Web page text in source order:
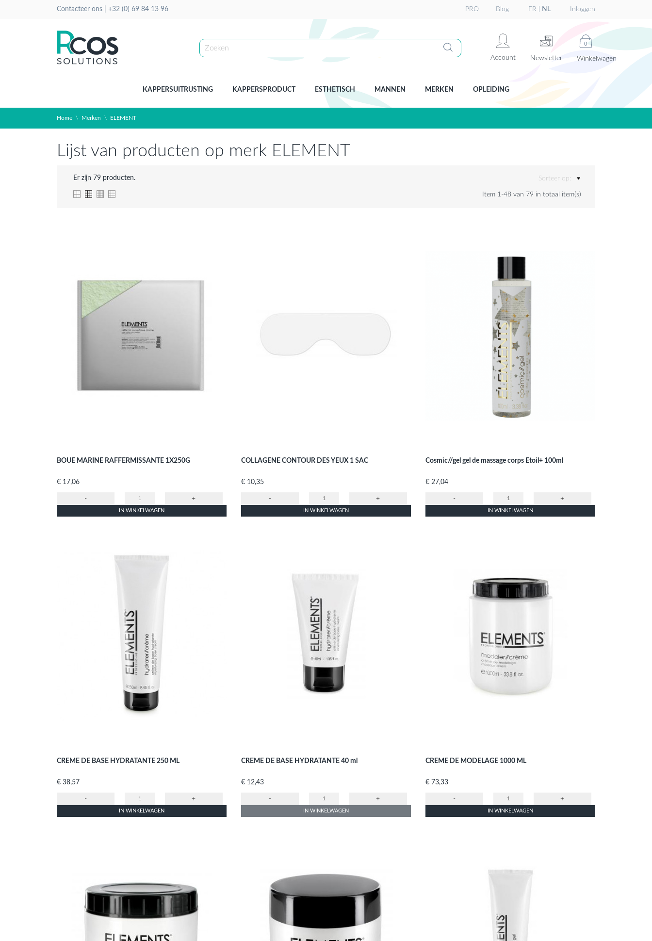
Contacteer ons | +32 (0) 69 84 13 96 FR NL
PRO Blog Inloggen
Account Newsletter
0
Winkelwagen
KAPPERSUITRUSTING KAPPERSPRODUCT ESTHETISCH MANNEN MERKEN OPLEIDING
Home Merken ELEMENT
Lijst van producten op merk ELEMENT
Er zijn 79 producten. Sorteer op:
Item 1-48 van 79 in totaal item(s)
BOUE MARINE RAFFERMISSANTE 1X250G
Prijs
€ 17,06
- +
IN WINKELWAGEN
COLLAGENE CONTOUR DES YEUX 1 SAC
Prijs
€ 10,35
- +
IN WINKELWAGEN
Cosmic//gel gel de massage corps Etoil+ 100ml
Prijs
€ 27,04
- +
IN WINKELWAGEN
CREME DE BASE HYDRATANTE 250 ML
Prijs
€ 38,57
- +
IN WINKELWAGEN
CREME DE BASE HYDRATANTE 40 ml
Prijs
€ 12,43
- +
IN WINKELWAGEN
CREME DE MODELAGE 1000 ML
Prijs
€ 73,33
- +
IN WINKELWAGEN